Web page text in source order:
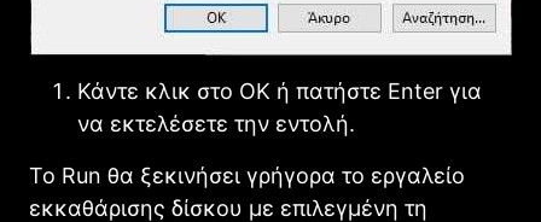
Κάντε κλικ στο OK ή πατήστε Enter για
να εκτελέσετε την εντολή.
Το Run θα ξεκινήσει γρήγορα το εργαλείο
εκκαθάρισης δίσκου με επιλεγμένη τη